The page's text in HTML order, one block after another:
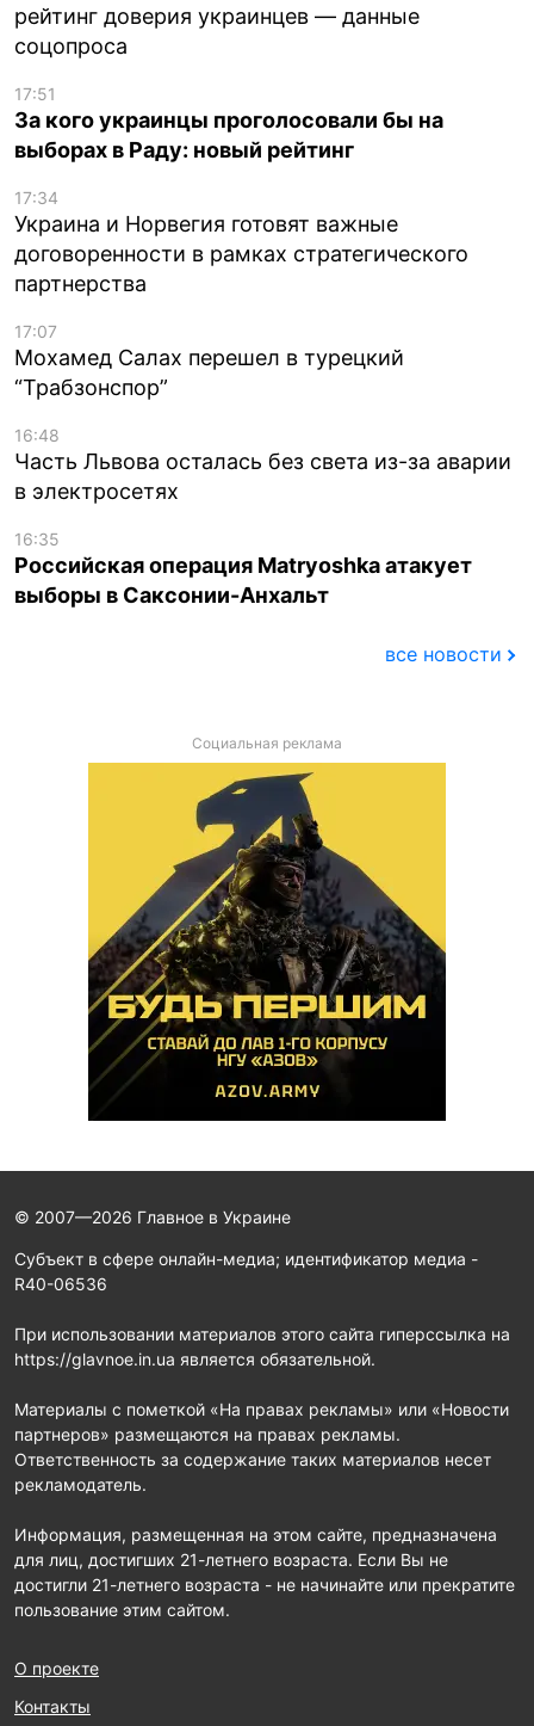
рейтинг доверия украинцев — данные
соцопроса
17:51
За кого украинцы проголосовали бы на
выборах в Раду: новый рейтинг
17:34
Украина и Норвегия готовят важные
договоренности в рамках стратегического
партнерства
17:07
Мохамед Салах перешел в турецкий
“Трабзонспор”
16:48
Часть Львова осталась без света из-за аварии
в электросетях
16:35
Российская операция Matryoshka атакует
выборы в Саксонии-Анхальт
все новости
Социальная реклама
© 2007—2026 Главное в Украине
Субъект в сфере онлайн-медиа; идентификатор медиа -
R40-06536
При использовании материалов этого сайта гиперссылка на
https://glavnoe.in.ua является обязательной.
Материалы с пометкой «На правах рекламы» или «Новости
партнеров» размещаются на правах рекламы.
Ответственность за содержание таких материалов несет
рекламодатель.
Информация, размещенная на этом сайте, предназначена
для лиц, достигших 21-летнего возраста. Если Вы не
достигли 21-летнего возраста - не начинайте или прекратите
пользование этим сайтом.
О проекте
Контакты